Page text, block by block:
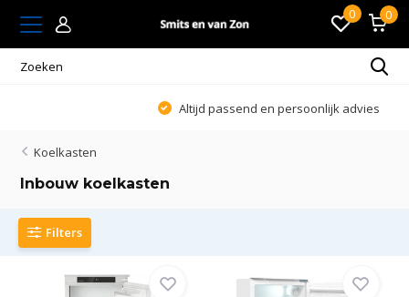
0 0
Altijd passend en persoonlijk advies
Koelkasten
Inbouw koelkasten
Filters